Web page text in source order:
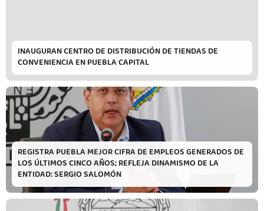
INAUGURAN CENTRO DE DISTRIBUCIÓN DE TIENDAS DE
CONVENIENCIA EN PUEBLA CAPITAL
REGISTRA PUEBLA MEJOR CIFRA DE EMPLEOS GENERADOS DE
LOS ÚLTIMOS CINCO AÑOS; REFLEJA DINAMISMO DE LA
ENTIDAD: SERGIO SALOMÓN